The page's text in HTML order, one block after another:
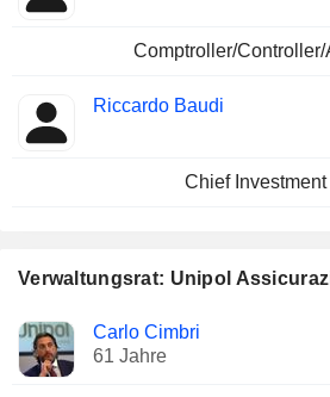
Comptroller/Controller/
Riccardo Baudi
Chief Investment
Verwaltungsrat: Unipol
Verwaltungsratsmitglied
Carlo Cimbri
61 Jahre